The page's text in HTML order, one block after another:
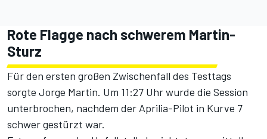
Rote Flagge nach schwerem Martin-
Sturz
Für den ersten großen Zwischenfall des Testtags
sorgte Jorge Martin. Um 11:27 Uhr wurde die Session
unterbrochen, nachdem der Aprilia-Pilot in Kurve 7
schwer gestürzt war.